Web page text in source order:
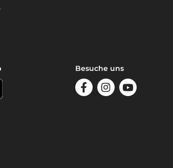
Besuche uns